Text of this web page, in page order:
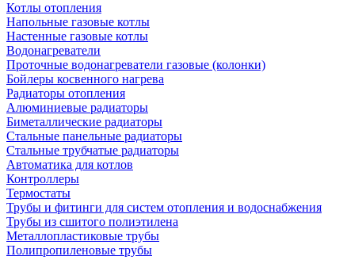
Котлы отопления
Напольные газовые котлы
Настенные газовые котлы
Водонагреватели
Проточные водонагреватели газовые (колонки)
Бойлеры косвенного нагрева
Радиаторы отопления
Алюминиевые радиаторы
Биметаллические радиаторы
Стальные панельные радиаторы
Стальные трубчатые радиаторы
Автоматика для котлов
Контроллеры
Термостаты
Трубы и фитинги для систем отопления и водоснабжения
Трубы из сшитого полиэтилена
Металлопластиковые трубы
Полипропиленовые трубы